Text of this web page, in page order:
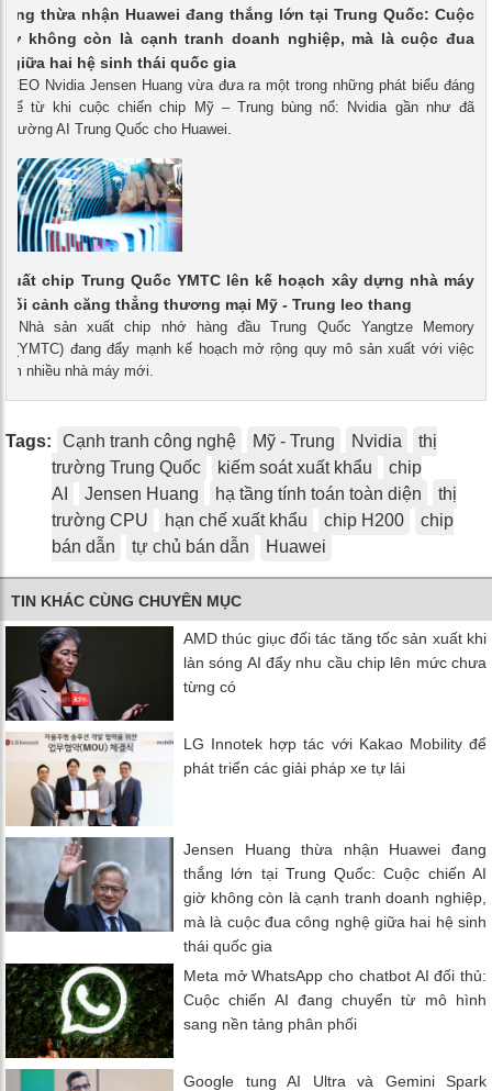
thừa nhận Huawei đang thắng lớn tại Trung Quốc: Cuộc
không còn là cạnh tranh doanh nghiệp, mà là cuộc đua
giữa hai hệ sinh thái quốc gia
CEO Nvidia Jensen Huang vừa đưa ra một trong những phát biểu đáng
kể từ khi cuộc chiến chip Mỹ – Trung bùng nổ: Nvidia gần như đã
trường AI Trung Quốc cho Huawei.
xuất chip Trung Quốc YMTC lên kế hoạch xây dựng nhà máy
cảnh căng thẳng thương mại Mỹ - Trung leo thang
- Nhà sản xuất chip nhớ hàng đầu Trung Quốc Yangtze Memory
(YMTC) đang đẩy mạnh kế hoạch mở rộng quy mô sản xuất với việc
nhiều nhà máy mới.
Tags: Cạnh tranh công nghệ Mỹ - Trung Nvidia
thị
trường Trung Quốc
kiếm soát xuất khẩu
chip
AI
Jensen Huang hạ tầng tính toán toàn diện
thị
trường CPU
hạn chế xuất khẩu chip H200
chip
bán dẫn
tự chủ bán dẫn Huawei
TIN KHÁC CÙNG CHUYÊN MỤC
AMD thúc giục đối tác tăng tốc sản xuất khi
làn sóng AI đẩy nhu cầu chip lên mức chưa
từng có
LG Innotek hợp tác với Kakao Mobility để
phát triển các giải pháp xe tự lái
Jensen Huang thừa nhận Huawei đang
thắng lớn tại Trung Quốc: Cuộc chiến AI
giờ không còn là cạnh tranh doanh nghiệp,
mà là cuộc đua công nghệ giữa hai hệ sinh
thái quốc gia
Meta mở WhatsApp cho chatbot AI đối thủ:
Cuộc chiến AI đang chuyển từ mô hình
sang nền tảng phân phối
Google tung AI Ultra và Gemini Spark